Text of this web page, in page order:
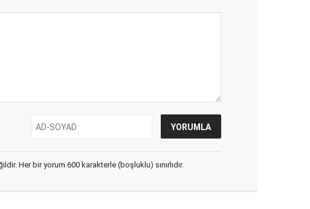
Her bir yorum 600 karakterle (boşluklu) sınırlıdır.